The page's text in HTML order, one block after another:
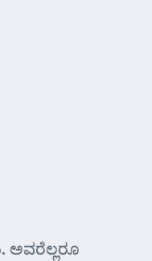
ಅವರೆಲ್ಲರೂ